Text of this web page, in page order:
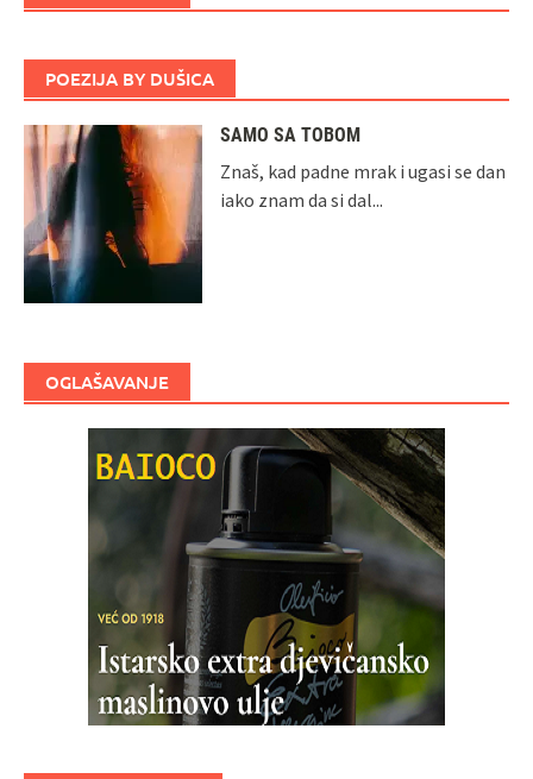
POEZIJA BY DUŠICA
SAMO SA TOBOM
Znaš, kad padne mrak i ugasi se dan
iako znam da si dal...
OGLAŠAVANJE